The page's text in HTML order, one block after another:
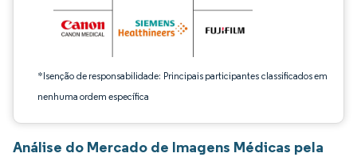
*Isenção de responsabilidade: Principais participantes classificados em
nenhuma ordem específica
Análise do Mercado de Imagens Médicas pela